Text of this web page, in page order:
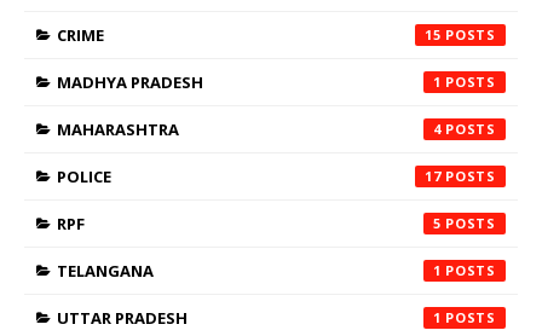
CRIME 15
MADHYA PRADESH 1
MAHARASHTRA 4
POLICE 17
RPF 5
TELANGANA 1
UTTAR PRADESH 1